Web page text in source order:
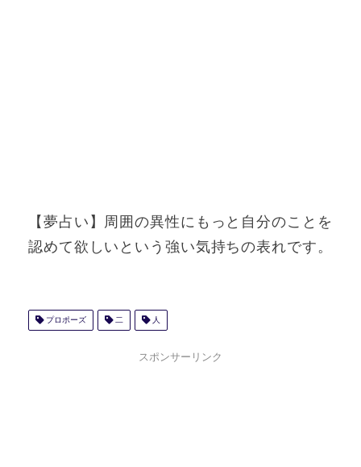
【夢占い】周囲の異性にもっと自分のことを
認めて欲しいという強い気持ちの表れです。
プロポーズ 二 人
スポンサーリンク